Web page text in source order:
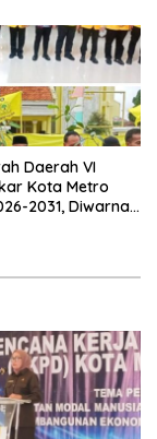
Daerah VI
Kota Metro
2031, Diwarnai